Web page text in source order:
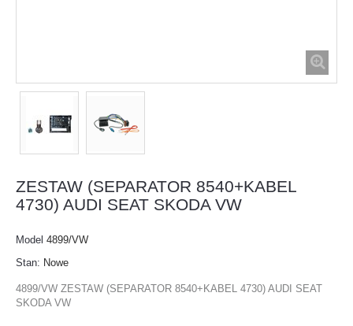
ZESTAW (SEPARATOR 8540+KABEL
4730) AUDI SEAT SKODA VW
Model 4899/VW
Stan: Nowe
4899/VW ZESTAW (SEPARATOR 8540+KABEL 4730) AUDI SEAT
SKODA VW